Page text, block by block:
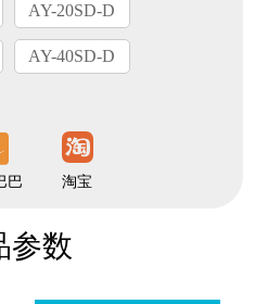
AY-20SD-D
AY-40SD-D
巴 淘宝
参数